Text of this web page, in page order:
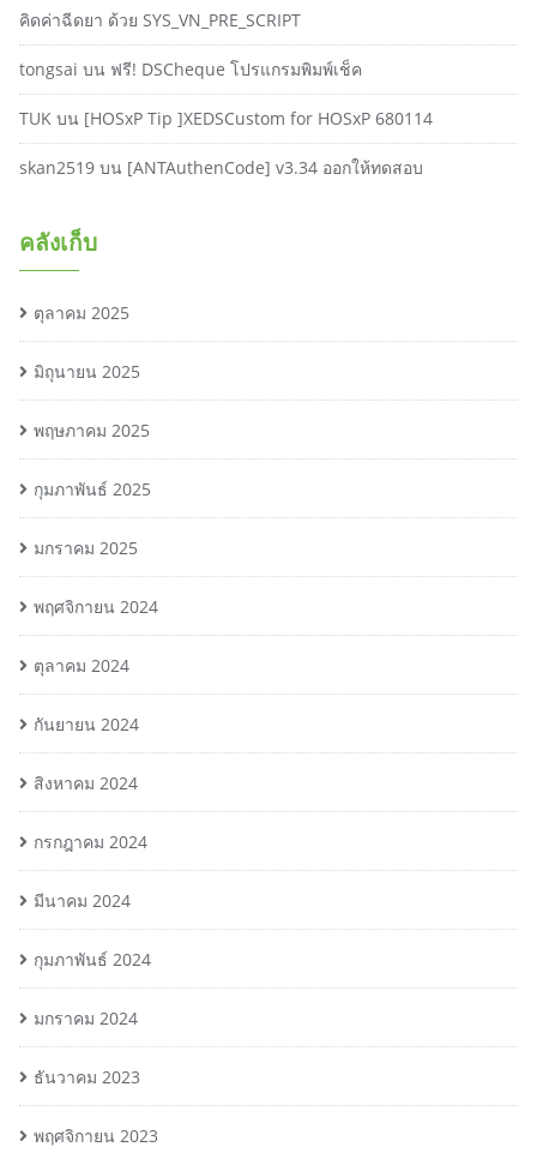
คิดค่าฉีดยา ด้วย SYS_VN_PRE_SCRIPT
tongsai บน ฟรี! DSCheque โปรแกรมพิมพ์เช็ค
TUK บน [HOSxP Tip ]XEDSCustom for HOSxP 680114
skan2519 บน [ANTAuthenCode] v3.34 ออกให้ทดสอบ
คลังเก็บ
ตุลาคม 2025
มิถุนายน 2025
พฤษภาคม 2025
กุมภาพันธ์ 2025
มกราคม 2025
พฤศจิกายน 2024
ตุลาคม 2024
กันยายน 2024
สิงหาคม 2024
กรกฎาคม 2024
มีนาคม 2024
กุมภาพันธ์ 2024
มกราคม 2024
ธันวาคม 2023
พฤศจิกายน 2023